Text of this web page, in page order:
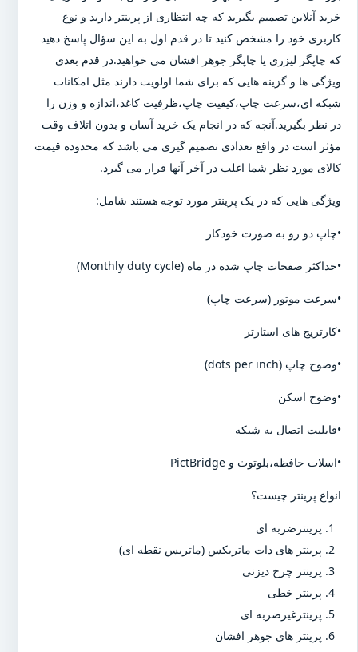
خرید آنلاین تصمیم بگیرید که چه انتظاری از پرینتر دارید و نوع
کاربری خود را مشخص کنید تا در قدم اول به این سؤال پاسخ دهید
که چاپگر لیزری یا چاپگر جوهر افشان می خواهید.در قدم بعدی
ویژگی ها و گزینه هایی که برای شما اولویت دارند مثل امکانات
شبکه ای،سرعت چاپ،کیفیت چاپ،ظرفیت کاغذ،اندازه و وزن را
در نظر بگیرید.آنچه که در انجام یک خرید آسان و بدون اتلاف وقت
مؤثر است در واقع تعدادی تصمیم گیری می باشد که محدوده قیمت
کالای مورد نظر شما اغلب در آخر آنها قرار می گیرد.
ویژگی هایی که در یک پرینتر مورد توجه هستند شامل:
•چاپ دو رو به صورت خودکار
•حداکثر صفحات چاپ شده در ماه (Monthly duty cycle)
•سرعت موتور (سرعت چاپ)
•کارتریج های استارتر
•وضوح چاپ (dots per inch)
•وضوح اسکن
•قابلیت اتصال به شبکه
•اسلات حافظه،بلوتوث و PictBridge
انواع پرینتر چیست؟
پرینترضربه ای
پرینتر های دات ماتریکس (ماتریس نقطه ای)
پرینتر چرخ دیزنی
پرینتر خطی
پرینترغیرضربه ای
پرینتر های جوهر افشان